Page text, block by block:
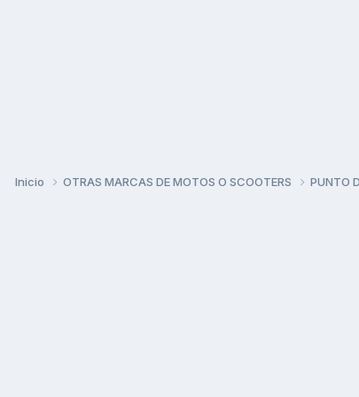
Inicio OTRAS MARCAS DE MOTOS O SCOOTERS PUNTO